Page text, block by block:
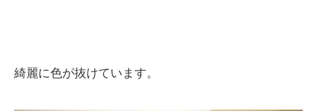
綺麗に色が抜けています。